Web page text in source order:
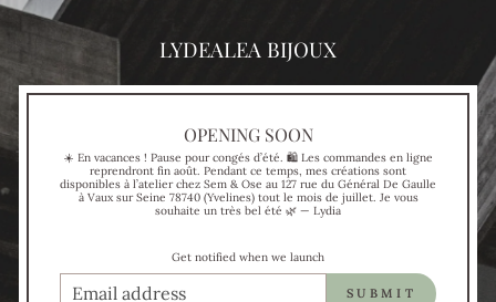
LYDEALEA BIJOUX
OPENING SOON
☀️ En vacances ! Pause pour congés d’été. 🛍 Les commandes en ligne
reprendront fin août. Pendant ce temps, mes créations sont
disponibles à l’atelier chez Sem & Ose au 127 rue du Général De Gaulle
à Vaux sur Seine 78740 (Yvelines) tout le mois de juillet. Je vous
souhaite un très bel été 🌿 — Lydia
Get notified when we launch
COURRIEL
SUBMIT